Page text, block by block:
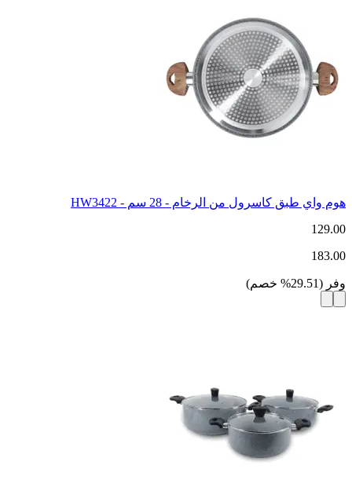
هوم واي طبق كاسرول من الرخام - 28 سم - HW3422
129.00
183.00
وفر (
29.51
% خصم)